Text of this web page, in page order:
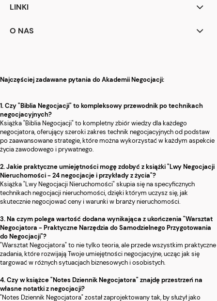
LINKI
O NAS
Najczęściej zadawane pytania do Akademii Negocjacji:
1. Czy "Biblia Negocjacji" to kompleksowy przewodnik po technikach
negocjacyjnych?
Książka "Biblia Negocjacji" to kompletny zbiór wiedzy dla każdego
negocjatora, oferujący szeroki zakres technik negocjacyjnych od podstaw
po zaawansowane strategie, które można wykorzystać w każdym aspekcie
życia zawodowego i prywatnego.
2. Jakie praktyczne umiejętności mogę zdobyć z książki "Lwy Negocjacji
Nieruchomości - 24 negocjacje i przykłady z życia"?
Książka "Lwy Negocjacji Nieruchomości" skupia się na specyficznych
technikach negocjacji nieruchomości, dzięki którym uczysz się, jak
skutecznie negocjować ceny i warunki w branży nieruchomości.
3. Na czym polega wartość dodana wynikająca z ukończenia "Warsztat
Negocjatora - Praktyczne Narzędzia do Samodzielnego Przygotowania
do Negocjacji"?
"Warsztat Negocjatora" to nie tylko teoria, ale przede wszystkim praktyczne
zadania, które rozwijają Twoje umiejętności negocjacyjne, ucząc jak się
targować w różnych sytuacjach biznesowych i osobistych.
4. Czy w książce "Notes Dziennik Negocjatora" znajdę przestrzeń na
własne notatki z negocjacji?
"Notes Dziennik Negocjatora" został zaprojektowany tak, by służył jako